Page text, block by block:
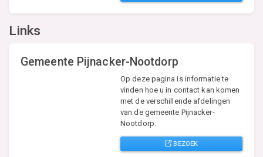
Links
Gemeente Pijnacker-Nootdorp
Op deze pagina is informatie te
vinden hoe u in contact kan komen
met de verschillende afdelingen
van de gemeente Pijnacker-
Nootdorp.
BEZOEK